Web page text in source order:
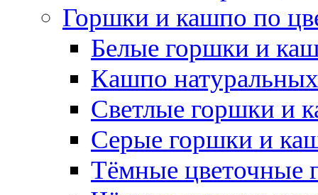
Горшки и кашпо по
Белые горшки и
Кашпо
Светлые горшки и
Серые горшки и
Тёмные цветочные